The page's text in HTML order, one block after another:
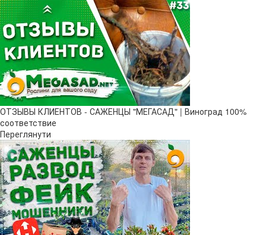
ОТЗЫВЫ КЛИЕНТОВ - САЖЕНЦЫ "МЕГАСАД" | Виноград 100%
соответствие
Переглянути